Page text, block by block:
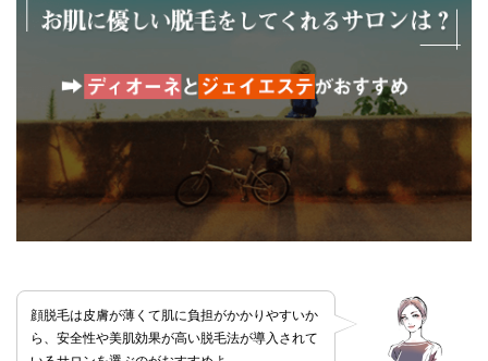
顔脱毛は皮膚が薄くて肌に負担がかかりやすいか
ら、安全性や美肌効果が高い脱毛法が導入されて